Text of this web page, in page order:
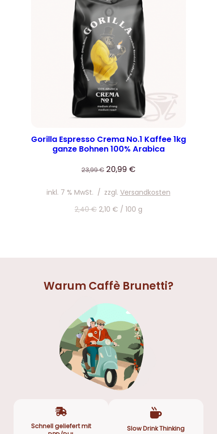
Gorilla Espresso Crema No.1 Kaffee 1kg
ganze Bohnen 100% Arabica
23,99€ Ursprünglicher
war:
23,99 €
20,99 €
ist:
inkl. 7 % MwSt. / zzgl. Versandkosten
2,40€ 2,10 € / 100 g
Warum Caffè Brunetti?
Schnell geliefert mit
Slow Drink Thinking